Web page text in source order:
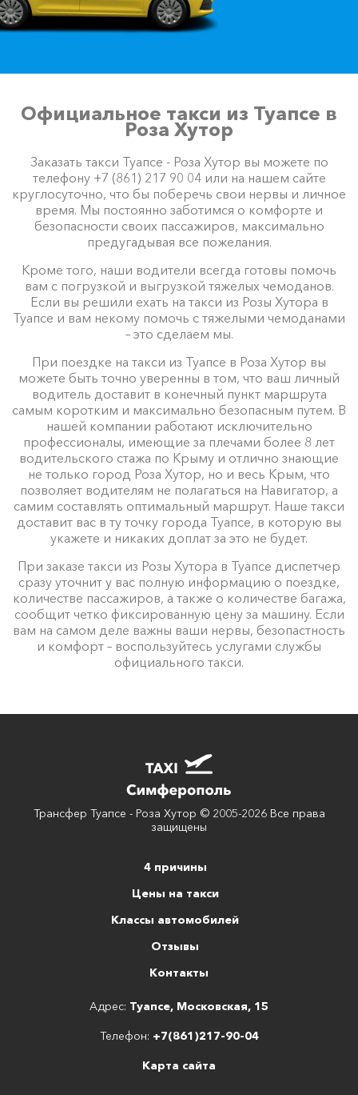
Официальное такси из Туапсе в
Роза Хутор
Заказать такси Туапсе - Роза Хутор вы можете по
телефону +7 (861) 217 90 04 или на нашем сайте
круглосуточно, что бы поберечь свои нервы и личное
время. Мы постоянно заботимся о комфорте и
безопасности своих пассажиров, максимально
предугадывая все пожелания.
Кроме того, наши водители всегда готовы помочь
вам с погрузкой и выгрузкой тяжелых чемоданов.
Если вы решили ехать на такси из Розы Хутора в
Туапсе и вам некому помочь с тяжелыми чемоданами
– это сделаем мы.
При поездке на такси из Туапсе в Роза Хутор вы
можете быть точно уверенны в том, что ваш личный
водитель доставит в конечный пункт маршрута
самым коротким и максимально безопасным путем. В
нашей компании работают исключительно
профессионалы, имеющие за плечами более 8 лет
водительского стажа по Крыму и отлично знающие
не только город Роза Хутор, но и весь Крым, что
позволяет водителям не полагаться на Навигатор, а
самим составлять оптимальный маршрут. Наше такси
доставит вас в ту точку города Туапсе, в которую вы
укажете и никаких доплат за это не будет.
При заказе такси из Розы Хутора в Туапсе диспетчер
сразу уточнит у вас полную информацию о поездке,
количестве пассажиров, а также о количестве багажа,
сообщит четко фиксированную цену за машину. Если
вам на самом деле важны ваши нервы, безопастность
и комфорт – воспользуйтесь услугами службы
официального такси.
Трансфер Туапсе - Роза Хутор © 2005-2026 Все права
защищены
4 причины
Цены на такси
Классы автомобилей
Отзывы
Контакты
Адрес: Туапсе, Московская, 15
Телефон: +7(861)217-90-04
Карта сайта